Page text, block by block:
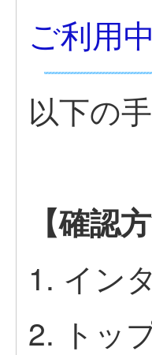
ご利用
以下の
【確認
1. イン
2. トッ